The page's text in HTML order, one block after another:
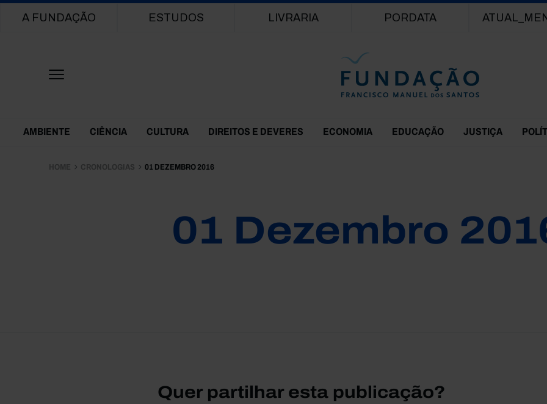
Main navigation
A FUNDAÇÃO ESTUDOS LIVRARIA PORDATA
Themes Menu
AMBIENTE CIÊNCIA CULTURA DIREITOS E DEVERES ECONOMIA EDUCAÇÃO JUSTIÇA
HOME CRONOLOGIAS 01 DEZEMBRO 2016
01 Dezembro
Quer partilhar esta publicação?